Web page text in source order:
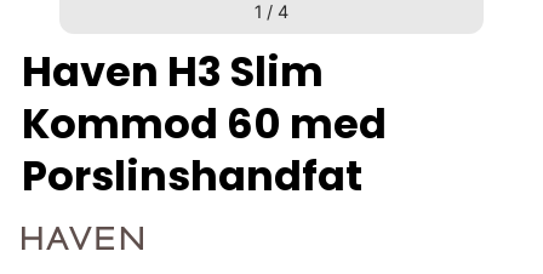
1 / 4
Haven H3 Slim
Kommod 60 med
Porslinshandfat